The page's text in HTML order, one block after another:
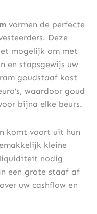
vormen de perfecte
Deze
mogelijk om met
en stapsgewijs uw
goudstaaf kost
waardoor goud
bijna elke beurs.
komt voort uit hun
kleine
liquiditeit nodig
een grote staaf af
uw cashflow en